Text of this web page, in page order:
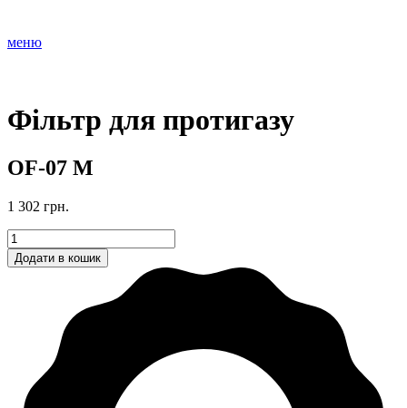
меню
Фільтр для протигазу
OF-07 M
1 302 грн.
Фільтр
для
протигазу
Додати в кошик